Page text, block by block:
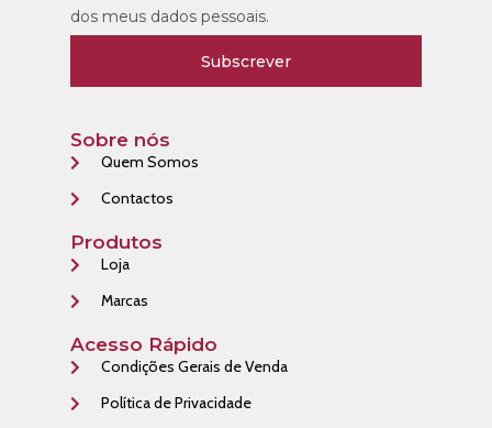
Sobre nós
Quem Somos
Contactos
Produtos
Loja
Marcas
Acesso Rápido
Condições Gerais de Venda
Política de Privacidade
dos meus dados pessoais.
Subscrever